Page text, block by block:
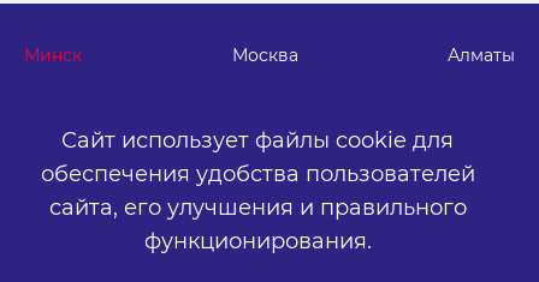
Сайт использует файлы cookie для
обеспечения удобства пользователей
сайта, его улучшения и правильного
функционирования.
Минск Москва Алматы
г. Минск, м. "Парк Челюскинцев", бизнес-центр "Time"
ул. Толбухина, 2, эт. 5. ООО «Артокс Медиа», УНП
191445164
+375 (17) 388-72-73
info@artox-media.by